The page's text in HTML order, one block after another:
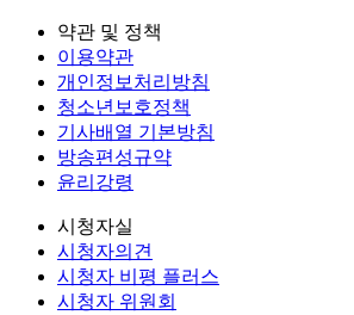
약관 및 정책
이용약관
개인정보처리방침
청소년보호정책
기사배열 기본방침
방송편성규약
윤리강령
시청자실
시청자의견
시청자 비평 플러스
시청자 위원회